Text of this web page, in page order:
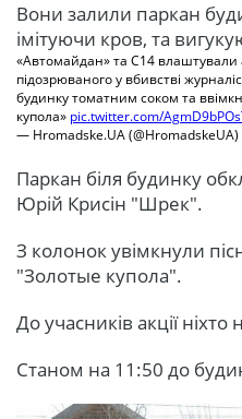
Вони залили паркан
імітуючи кров, та
«Автомайдан» та С14 влаштували
підозрюваного у вбивстві
будинку томатним соком та
купола» pic.twitter.com/
— Hromadske.UA (@HromadskeUA)
Паркан біля будинку
Юрій Крисін "Шрек".
З колонок увімкнули
"Золотые купола".
До учасників акції
Станом на 11:50 до